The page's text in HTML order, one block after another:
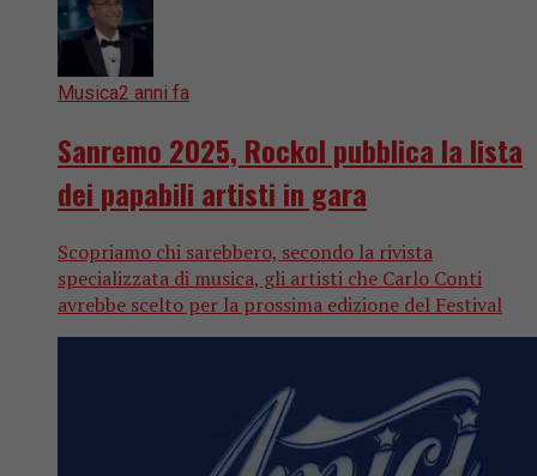
Musica2 anni fa
Sanremo 2025, Rockol pubblica la lista
dei papabili artisti in gara
Scopriamo chi sarebbero, secondo la rivista
specializzata di musica, gli artisti che Carlo Conti
avrebbe scelto per la prossima edizione del Festival